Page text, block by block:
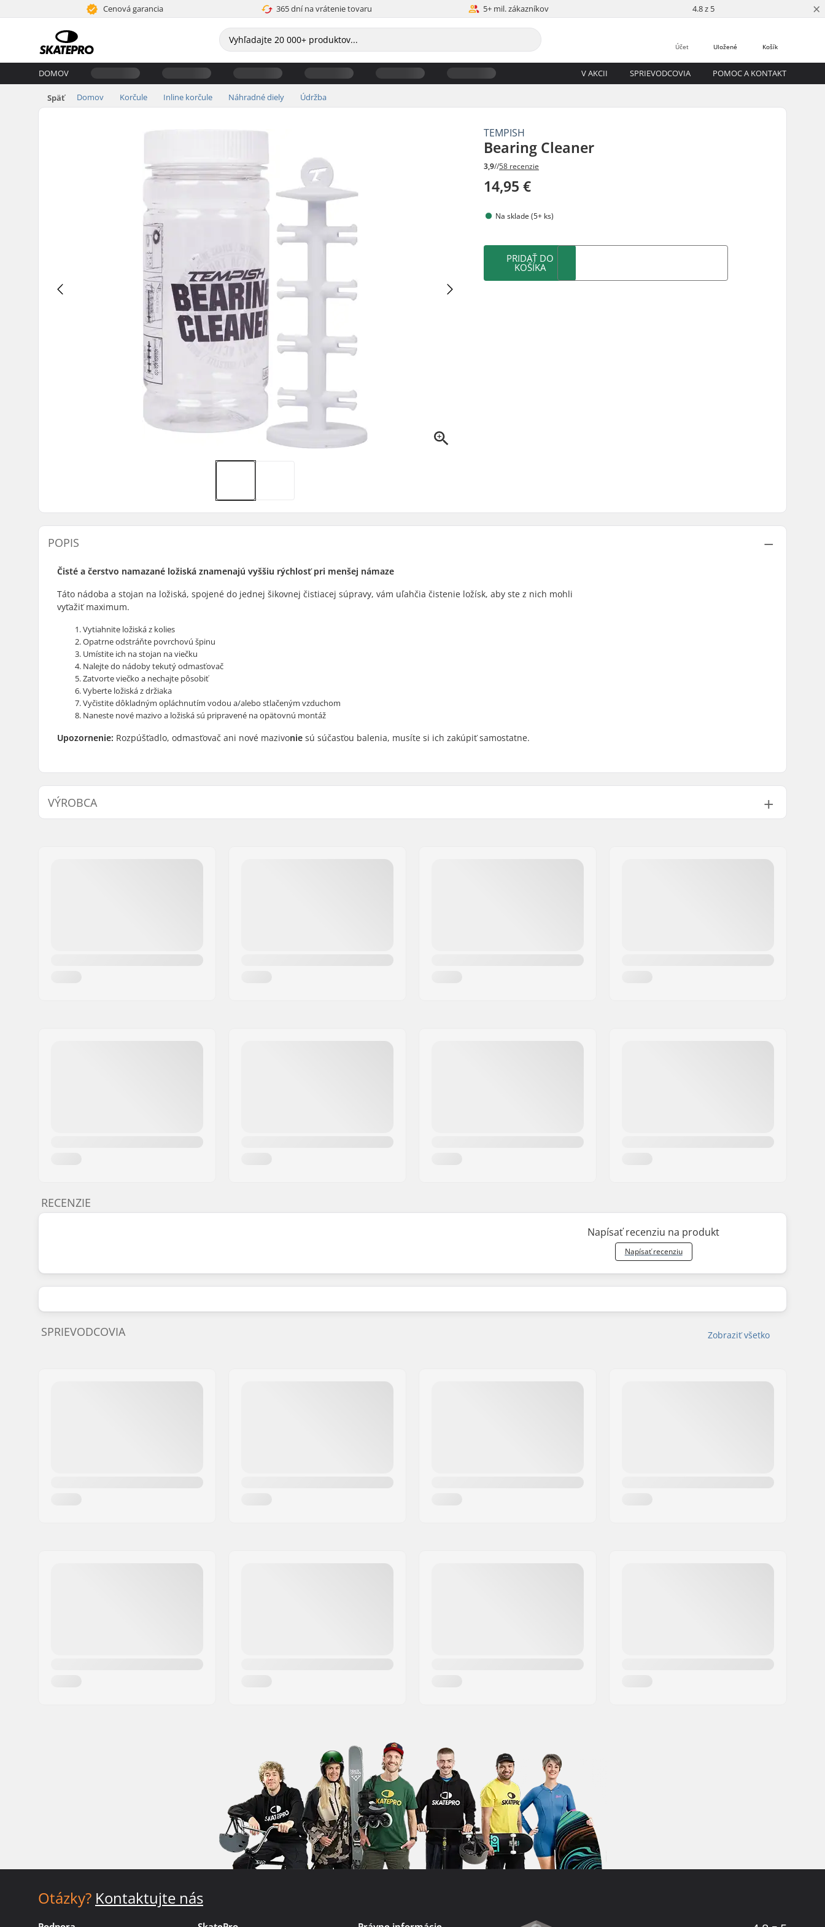
Cenová garancia 365 dní na vrátenie tovaru 5+ mil. zákazníkov 4.8 z 5 ×
Košík
Uložené
Účet
DOMOV V AKCII SPRIEVODCOVIA POMOC A KONTAKT
Späť Domov Korčule Inline korčule Náhradné diely Údržba
TEMPISH
Bearing Cleaner
3,9//58 recenzie
14,95 €
Na sklade (5+ ks)
PRIDAŤ DO
KOŠÍKA
POPIS
Čisté a čerstvo namazané ložiská znamenajú vyššiu rýchlosť pri menšej námaze
Táto nádoba a stojan na ložiská, spojené do jednej šikovnej čistiacej súpravy, vám uľahčia čistenie ložísk, aby ste z nich mohli
vyťažiť maximum.
Vytiahnite ložiská z kolies
Opatrne odstráňte povrchovú špinu
Umístite ich na stojan na viečku
Nalejte do nádoby tekutý odmasťovač
Zatvorte viečko a nechajte pôsobiť
Vyberte ložiská z držiaka
Vyčistite dôkladným opláchnutím vodou a/alebo stlačeným vzduchom
Naneste nové mazivo a ložiská sú pripravené na opätovnú montáž
Upozornenie: Rozpúšťadlo, odmasťovač ani nové mazivonie sú súčasťou balenia, musíte si ich zakúpiť samostatne.
VÝROBCA
RECENZIE
Napísať recenziu na produkt
Napísať recenziu
Zobraziť všetko
SPRIEVODCOVIA
Otázky? Kontaktujte nás